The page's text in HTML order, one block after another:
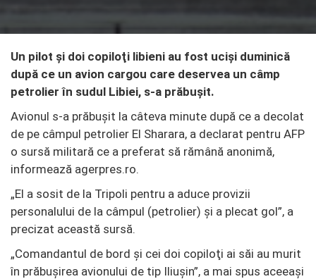
Un pilot şi doi copiloţi libieni au fost ucişi duminică
după ce un avion cargou care deservea un câmp
petrolier în sudul Libiei, s-a prăbușit.
Avionul s-a prăbuşit la câteva minute după ce a decolat
de pe câmpul petrolier El Sharara, a declarat pentru AFP
o sursă militară ce a preferat să rămână anonimă,
informează agerpres.ro.
„El a sosit de la Tripoli pentru a aduce provizii
personalului de la câmpul (petrolier) şi a plecat gol”, a
precizat această sursă.
„Comandantul de bord şi cei doi copiloţi ai săi au murit
în prăbuşirea avionului de tip Iliuşin”, a mai spus aceeaşi